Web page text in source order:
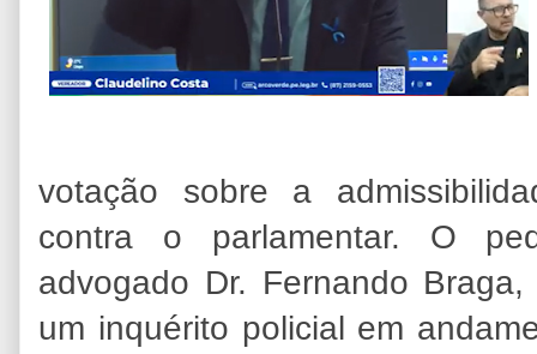
votação sobre a
contra o parlamentar. O
advogado Dr. Fernando
um inquérito policial em